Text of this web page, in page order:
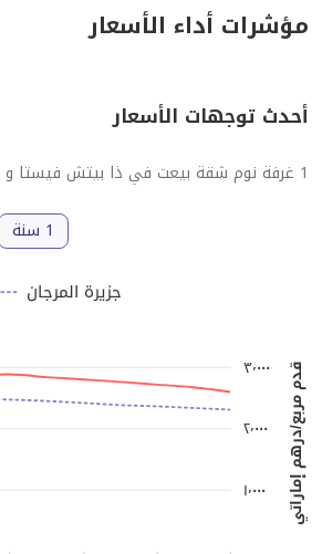
مؤشرات أداء الأسعار
أحدث توجهات الأسعار
1 غرفة نوم شقة بيعت في ذا بيتش فيستا و جزيرة المرجان
1 سنة
قدم مربع/درهم إماراتي ١٬٠٠٠
٢٬٠٠٠
٣٬٠٠٠
جزيرة المرجان